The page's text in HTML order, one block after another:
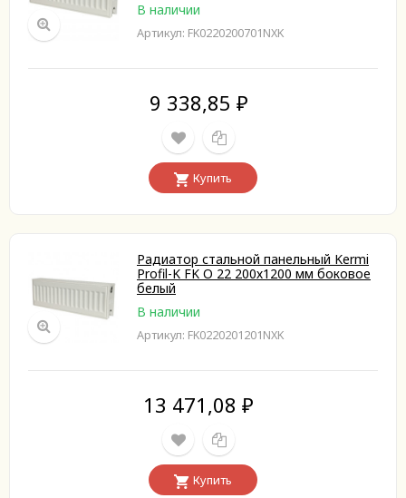
В наличии
Артикул: FK0220200701NXK
9 338,85 ₽
Купить
Радиатор стальной панельный Kermi
Profil-K FK O 22 200х1200 мм боковое
белый
В наличии
Артикул: FK0220201201NXK
13 471,08 ₽
Купить